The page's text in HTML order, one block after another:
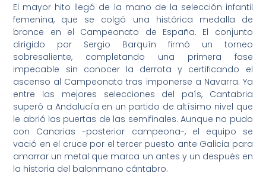
El mayor hito llegó de la mano de la selección infantil
femenina, que se colgó una histórica medalla de
bronce en el Campeonato de España. El conjunto
dirigido por Sergio Barquín firmó un torneo
sobresaliente, completando una primera fase
impecable sin conocer la derrota y certificando el
ascenso al Campeonato tras imponerse a Navarra. Ya
entre las mejores selecciones del país, Cantabria
superó a Andalucía en un partido de altísimo nivel que
le abrió las puertas de las semifinales. Aunque no pudo
con Canarias -posterior campeona-, el equipo se
vació en el cruce por el tercer puesto ante Galicia para
amarrar un metal que marca un antes y un después en
la historia del balonmano cántabro.